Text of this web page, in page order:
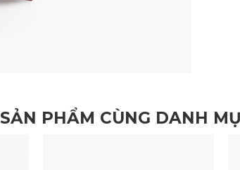
SẢN PHẨM CÙNG DANH